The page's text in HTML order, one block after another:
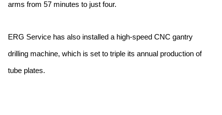
arms from 57 minutes to just four.
ERG Service has also installed a high-speed CNC gantry
drilling machine, which is set to triple its annual production of
tube plates.